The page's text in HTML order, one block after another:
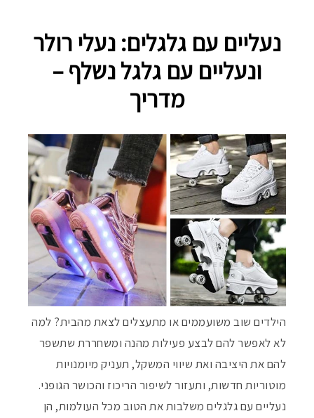
נעליים עם גלגלים: נעלי רולר
ונעליים עם גלגל נשלף –
מדריך
הילדים שוב משועממים או מתעצלים לצאת מהבית? למה
לא לאפשר להם לבצע פעילות מהנה ומשחררת שתשפר
להם את היציבה ואת שיווי המשקל, תעניק מיומנויות
מוטוריות חדשות, ותעזור לשיפור הריכוז והכושר הגופני.
נעליים עם גלגלים משלבות את הטוב מכל העולמות, הן